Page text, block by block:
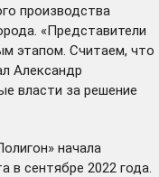
производства
«Представители
этапом. Считаем, что
Александр
власти за решение
начала
в сентябре 2022 года.